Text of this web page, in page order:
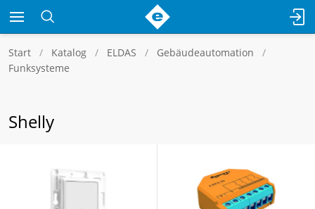
Start Katalog ELDAS
Gebäudeautomation
Funksysteme
Shelly